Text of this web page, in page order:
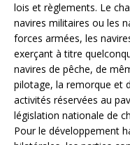
lois et règlements. Le
navires militaires ou les
forces armées, les
exerçant à titre
navires de pêche, de
pilotage, la remorque et
activités réservées au
législation nationale de
Pour le développement